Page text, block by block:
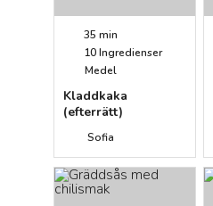
35 min
10Ingredienser
Medel
Kladdkaka
(efterrätt)
Sofia